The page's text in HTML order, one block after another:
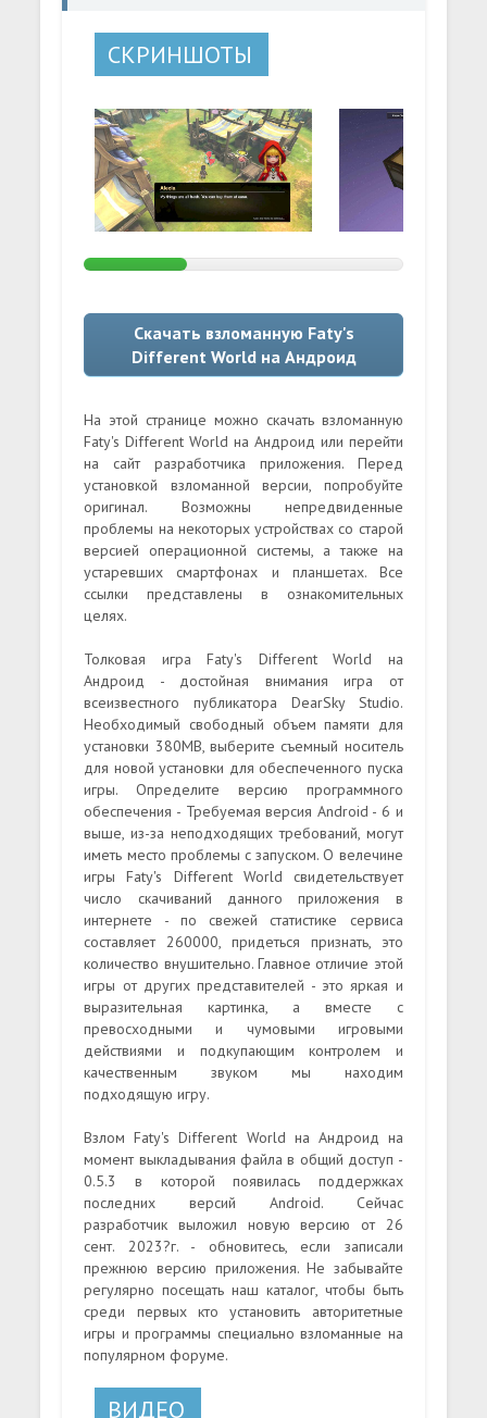
СКРИНШОТЫ
Скачать взломанную Faty's
Different World на Андроид
На этой странице можно скачать взломанную
Faty's Different World на Андроид или перейти
на сайт разработчика приложения. Перед
установкой взломанной версии, попробуйте
оригинал. Возможны непредвиденные
проблемы на некоторых устройствах со старой
версией операционной системы, а также на
устаревших смартфонах и планшетах. Все
ссылки представлены в ознакомительных
целях.
Толковая игра Faty's Different World на
Андроид - достойная внимания игра от
всеизвестного публикатора DearSky Studio.
Необходимый свободный объем памяти для
установки 380MB, выберите съемный носитель
для новой установки для обеспеченного пуска
игры. Определите версию программного
обеспечения - Требуемая версия Android - 6 и
выше, из-за неподходящих требований, могут
иметь место проблемы с запуском. О велечине
игры Faty's Different World свидетельствует
число скачиваний данного приложения в
интернете - по свежей статистике сервиса
составляет 260000, придеться признать, это
количество внушительно. Главное отличие этой
игры от других представителей - это яркая и
выразительная картинка, а вместе с
превосходными и чумовыми игровыми
действиями и подкупающим контролем и
качественным звуком мы находим
подходящую игру.
Взлом Faty's Different World на Андроид на
момент выкладывания файла в общий доступ -
0.5.3 в которой появилась поддержках
последних версий Android. Сейчас
разработчик выложил новую версию от 26
сент. 2023?г. - обновитесь, если записали
прежнюю версию приложения. Не забывайте
регулярно посещать наш каталог, чтобы быть
среди первых кто установить авторитетные
игры и программы специально взломанные на
популярном форуме.
ВИДЕО